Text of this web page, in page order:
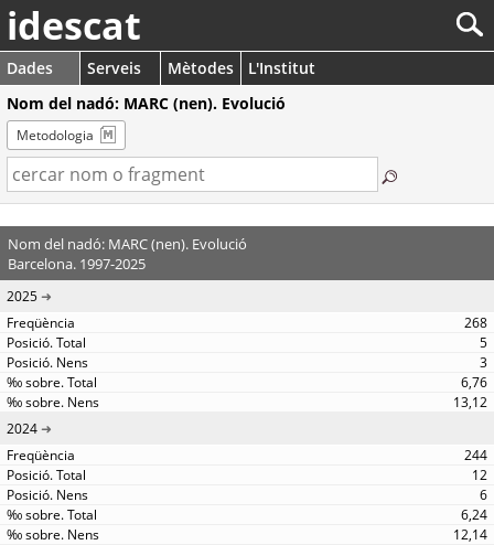
idescat
Dades Serveis Mètodes
L'Institut
Nom del nadó: MARC (nen). Evolució
Metodologia
Nom del nadó: MARC (nen). Evolució
Barcelona. 1997-2025
2025
268
5
3
6,76
13,12
2024
244
12
6
6,24
12,14